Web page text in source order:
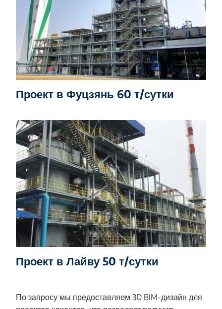
Проект в Фуцзянь 60 т/сутки
Проект в Лайву 50 т/сутки
По запросу мы предоставляем 3D BIM-дизайн для